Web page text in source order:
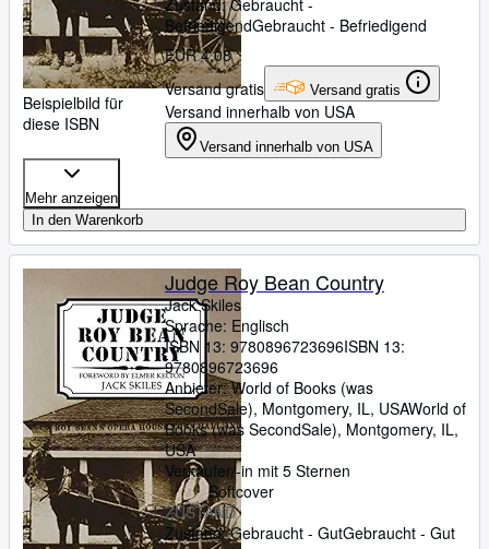
Beispielbild für
diese ISBN
Zustand: Gebraucht -
BefriedigendGebraucht - Befriedigend
EUR 4,08
Versand gratis
Versand gratis
Versand innerhalb von USA
Versand innerhalb von USA
Mehr anzeigen
In den Warenkorb
Judge Roy Bean Country
Jack Skiles
Sprache: Englisch
ISBN 13: 9780896723696ISBN 13:
9780896723696
Anbieter:World of Books (was
SecondSale), Montgomery, IL, USAWorld of
Books (was SecondSale), Montgomery, IL,
USA
Verkäufer/-in mit 5 Sternen
Softcover
ZUSTAND
Zustand: Gebraucht - GutGebraucht - Gut